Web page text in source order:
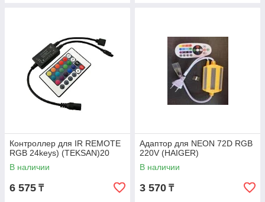
Контроллер для IR REMOTE
RGB 24keys) (TEKSAN)20
В наличии
6 575 ₸
Адаптор для NEON 72D RGB
220V (HAIGER)
В наличии
3 570 ₸